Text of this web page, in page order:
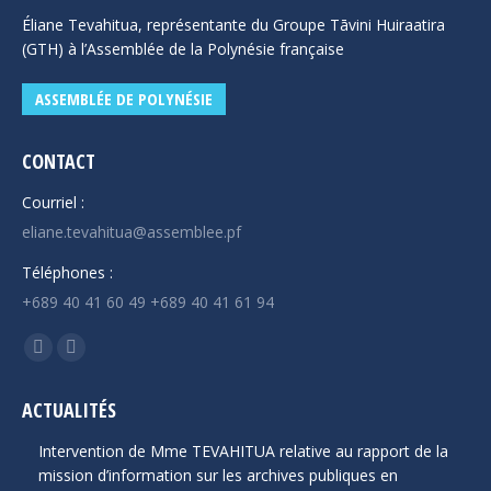
Éliane Tevahitua, représentante du Groupe Tāvini Huiraatira
(GTH) à l’Assemblée de la Polynésie française
ASSEMBLÉE DE POLYNÉSIE
CONTACT
Courriel :
eliane.tevahitua@assemblee.pf
Téléphones :
+689 40 41 60 49 +689 40 41 61 94
Trouvez nous sur :
La
Facebook
s'ouvre
dans
La
YouTube
s'ouvre
dans
ACTUALITÉS
Intervention de Mme TEVAHITUA relative au rapport de la
mission d’information sur les archives publiques en